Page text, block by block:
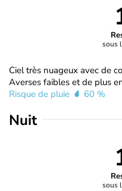
sous
Ciel très nuageux avec de
Averses faibles et de plus
Risque de pluie
60 %
Nuit
sous